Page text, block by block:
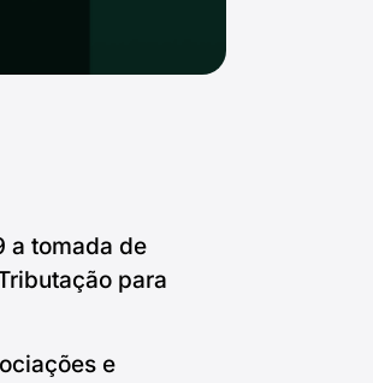
a tomada de
para
e